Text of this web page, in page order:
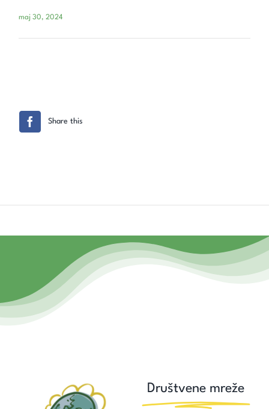
maj 30, 2024
Share this
Društvene mreže